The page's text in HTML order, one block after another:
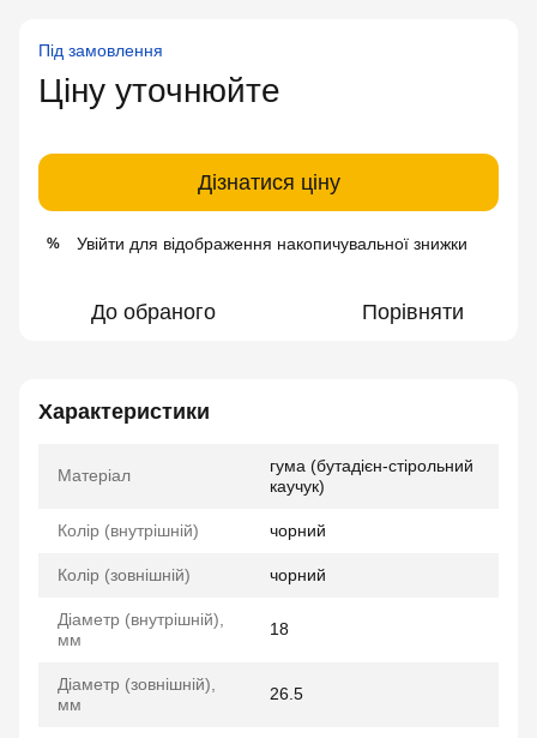
Під замовлення
Ціну уточнюйте
Дізнатися ціну
% Увійти для відображення накопичувальної знижки
До обраного Порівняти
Характеристики
Матеріал
гума (бутадієн-стірольний
каучук)
Колір (внутрішній) чорний
Колір (зовнішній) чорний
Діаметр (внутрішній),
мм
18
Діаметр (зовнішній),
мм
26.5